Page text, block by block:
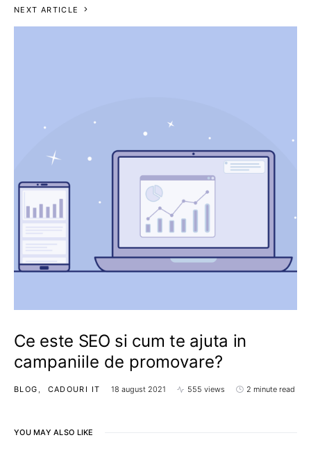
NEXT ARTICLE
Ce este SEO si cum te ajuta in
campaniile de promovare?
BLOG CADOURI IT 18 august 2021 555 views 2 minute read
YOU MAY ALSO LIKE